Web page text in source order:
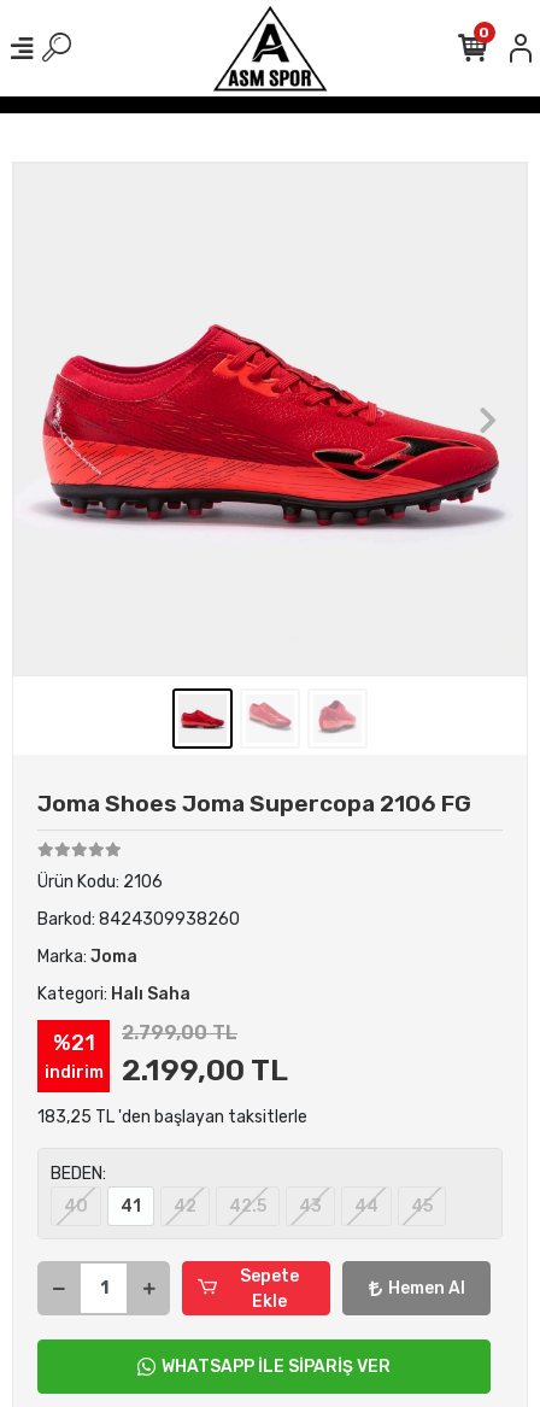
Kargo Ücretsiz! 500 TL Üzeri Tüm Alışverişlerinizde
0
Joma Shoes Joma Supercopa 2106 FG
Ürün Kodu: 2106
Barkod: 8424309938260
Marka: Joma
Kategori: Halı Saha
%21
indirim
2.799,00 TL
2.199,00 TL
183,25 TL 'den başlayan taksitlerle
BEDEN:
40
41 42 42.5 43 44 45
Sepete
Ekle
Hemen Al
WHATSAPP İLE SİPARİŞ VER